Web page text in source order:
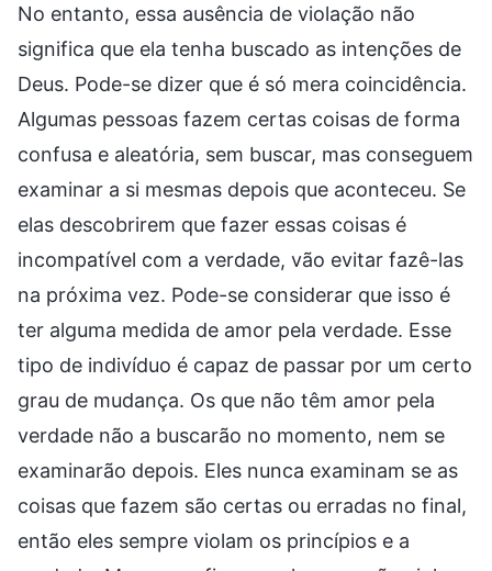
No entanto, essa ausência de violação não
significa que ela tenha buscado as intenções de
Deus. Pode-se dizer que é só mera coincidência.
Algumas pessoas fazem certas coisas de forma
confusa e aleatória, sem buscar, mas conseguem
examinar a si mesmas depois que aconteceu. Se
elas descobrirem que fazer essas coisas é
incompatível com a verdade, vão evitar fazê-las
na próxima vez. Pode-se considerar que isso é
ter alguma medida de amor pela verdade. Esse
tipo de indivíduo é capaz de passar por um certo
grau de mudança. Os que não têm amor pela
verdade não a buscarão no momento, nem se
examinarão depois. Eles nunca examinam se as
coisas que fazem são certas ou erradas no final,
então eles sempre violam os princípios e a